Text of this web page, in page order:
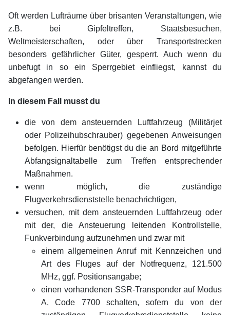
Oft werden Lufträume über brisanten Veranstaltungen, wie
z.B. bei Gipfeltreffen, Staatsbesuchen,
Weltmeisterschaften, oder über Transportstrecken
besonders gefährlicher Güter, gesperrt. Auch wenn du
unbefugt in so ein Sperrgebiet einfliegst, kannst du
abgefangen werden.
In diesem Fall musst du
die von dem ansteuernden Luftfahrzeug (Militärjet
oder Polizeihubschrauber) gegebenen Anweisungen
befolgen. Hierfür benötigst du die an Bord mitgeführte
Abfangsignaltabelle zum Treffen entsprechender
Maßnahmen.
wenn möglich, die zuständige
Flugverkehrsdienststelle benachrichtigen,
versuchen, mit dem ansteuernden Luftfahrzeug oder
mit der, die Ansteuerung leitenden Kontrollstelle,
Funkverbindung aufzunehmen und zwar mit
einem allgemeinen Anruf mit Kennzeichen und
Art des Fluges auf der Notfrequenz, 121.500
MHz, ggf. Positionsangabe;
einen vorhandenen SSR-Transponder auf Modus
A, Code 7700 schalten, sofern du von der